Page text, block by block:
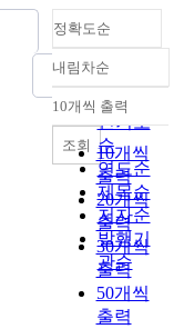
정확도순
정확도
순
인기도
순
연도순
제목순
저자순
발행기
관순
내림차순
내림차순
10개씩 출력
10개씩
출력
20개씩
출력
30개씩
출력
50개씩
출력
조회